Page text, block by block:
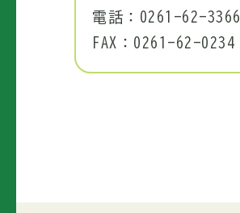
電話：0261-62-3366
FAX：0261-62-0234